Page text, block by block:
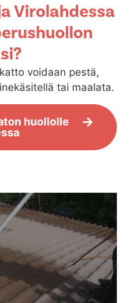
Virolahdessa
voidaan pestä,
tai maalata.
huollolle